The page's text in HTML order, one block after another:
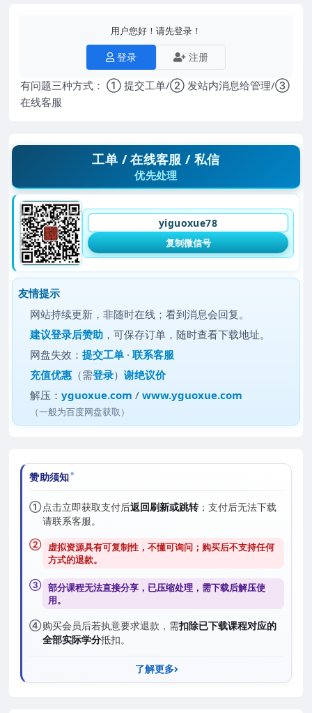
用户您好！请先登录！
登录 注册
有问题三种方式： ① 提交工单/② 发站内消息给管理/③
在线客服
工单 / 在线客服 / 私信
优先处理
yiguoxue78
复制微信号
友情提示
网站持续更新，非随时在线；看到消息会回复。
建议登录后赞助 ，可保存订单，随时查看下载地址。
网盘失效：提交工单 ·联系客服
充值优惠 （需登录）谢绝议价
解压：yguoxue.com /www.yguoxue.com
（一般为百度网盘获取）
赞助须知
①点击立即获取支付后返回刷新或跳转；支付后无法下载
请联系客服。
② 虚拟资源具有可复制性，不懂可询问；购买后不支持任何
方式的退款。
③ 部分课程无法直接分享，已压缩处理，需下载后解压使
用。
④购买会员后若执意要求退款，需扣除已下载课程对应的
全部实际学分抵扣。
了解更多